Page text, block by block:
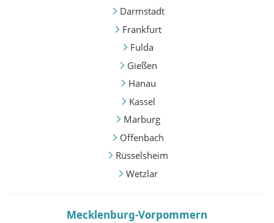
Darmstadt
Frankfurt
Fulda
Gießen
Hanau
Kassel
Marburg
Offenbach
Rüsselsheim
Wetzlar
Mecklenburg-Vorpommern